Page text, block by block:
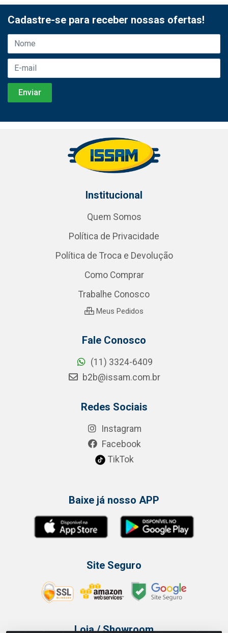
Cadastre-se para receber nossas ofertas!
Institucional
Quem Somos
Política de Privacidade
Política de Troca e Devolução
Como Comprar
Trabalhe Conosco
Meus Pedidos
Fale Conosco
(11) 3324-6409
b2b@issam.com.br
Redes Sociais
Instagram
Facebook
TikTok
Baixe já nosso APP
Site Seguro
Loja / Showroom